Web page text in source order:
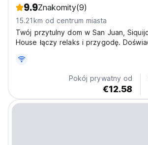
9.9Znakomity(9)
15.21km od centrum miasta
Twój przytulny dom w San Juan,
House łączy relaks i przygodę.
iBackpackers. (Auto-translated from
Pokój prywatny od
€12.58